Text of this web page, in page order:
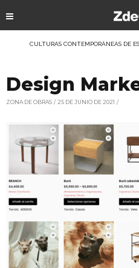
CULTURAS CONTEMPORÁNEAS DE
Design
ZONA DE OBRAS 25 DE JUNIO DE 2021